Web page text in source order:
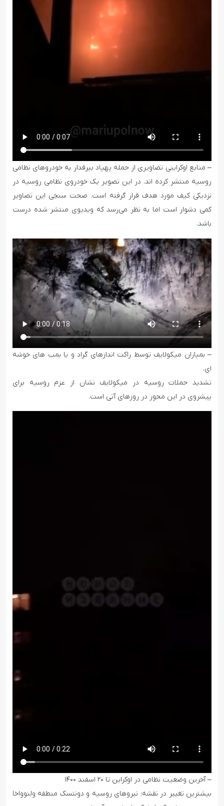
– منابع اوکراینی تصاویری از حمله پهپاد بیرقدار به خودروهای نظامی
روسیه منتشر کرده اند. در این تصویر یک خودروی نظامی روسیه در
نزدیکی کیف مورد هدف قرار گرفته است. صحت سنجی این تصاویر
کمی دشوار است اما به نظر می‌رسد که ویدیوی منتشر شده درست
باشد.
– بمباران میکولایف توسط راکت اندازهای گراد و یا بمب های خوشه
ای.
تشدید حملات روسیه در میکولایف نشان از عزم روسیه برای
پیشروی در این محور در روزهای آتی است.
– آخرین وضعیت نظامی در اوکراین تا ۲۰ اسفند ۱۴۰۰
بیشترین تغییر در نقشه:‌ نیروهای روسیه و دونتسک منطقه ولنوواخا